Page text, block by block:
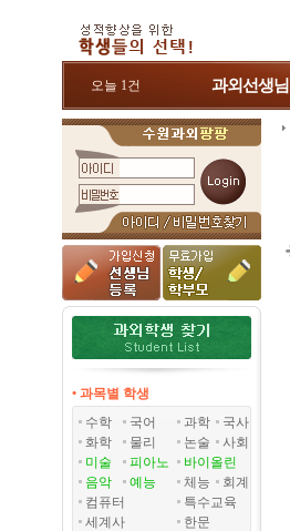
오늘 1건 과외선생님
• 과목별 학생
수학
국어 과학
국사
화학
물리 논술
사회
미술
피아노
바이올린
음악
예능 체능
회계
컴퓨터
특수교육
세계사
한문